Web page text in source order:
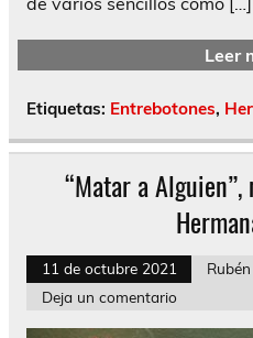
Leer
Etiquetas: Entrebotones,
“Matar a
11 de octubre 2021
Deja un comentario